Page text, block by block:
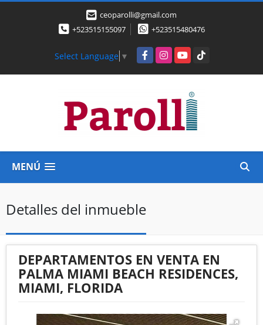
ceoparolli@gmail.com
+523515155097
+523515480476
Select Language ▼ FacebookInstagramYouTubeTikTok
MENÚ
Detalles del inmueble
DEPARTAMENTOS EN VENTA EN
PALMA MIAMI BEACH RESIDENCES,
MIAMI, FLORIDA